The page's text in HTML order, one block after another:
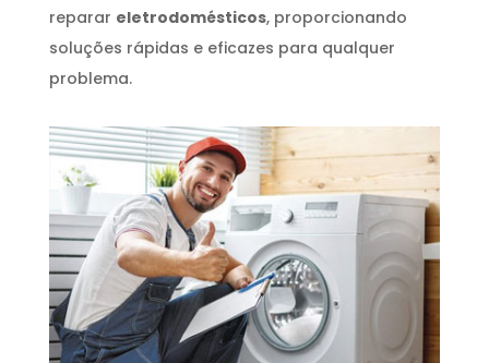
reparar eletrodomésticos, proporcionando
soluções rápidas e eficazes para qualquer
problema.